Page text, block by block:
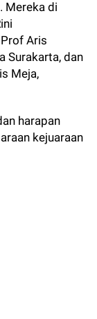
Mereka di
Aris
Surakarta, dan
Meja,
harapan
kejuaraan